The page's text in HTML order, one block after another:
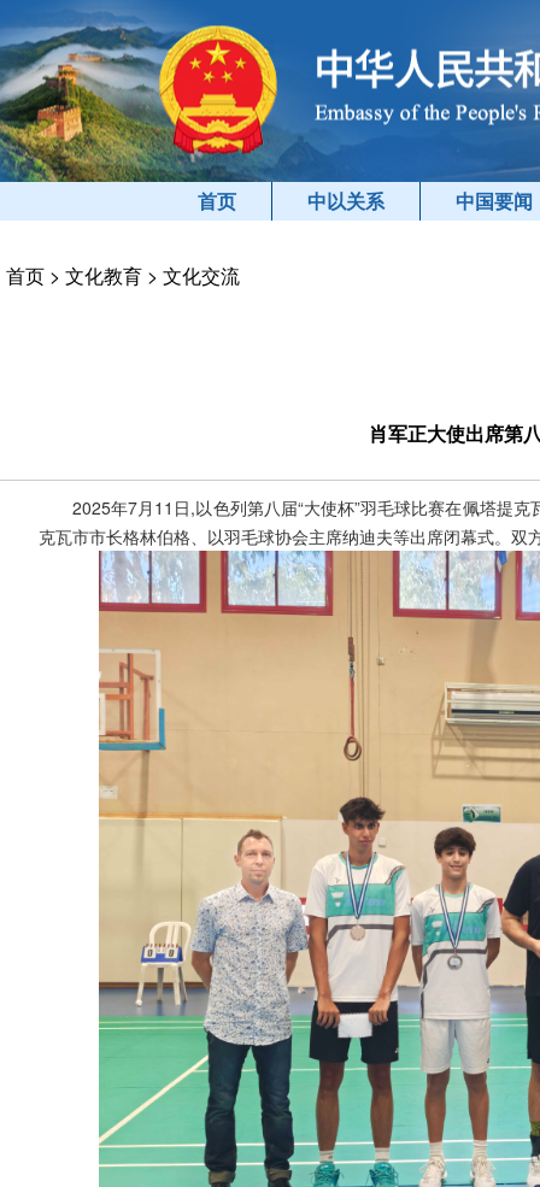
首页 中以关系 中国要闻
首页 > 文化教育 > 文化交流
肖军正大使出席第
2025年7月11日,以色列第八届“大使杯”羽毛球比赛在佩塔提
克瓦市市长格林伯格、以羽毛球协会主席纳迪夫等出席闭幕式。